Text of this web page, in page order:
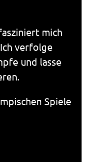
mich
verfolge
und lasse
Spiele